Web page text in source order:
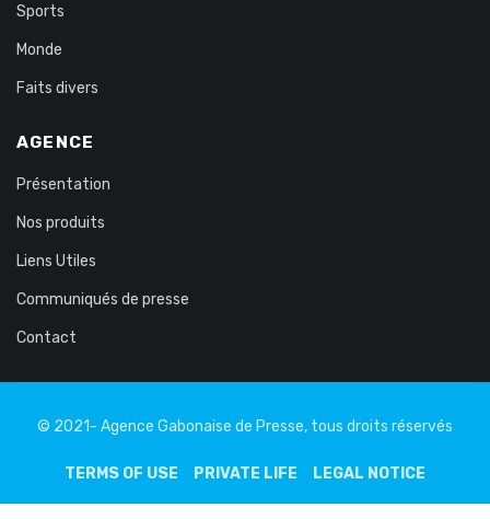
Sports
Monde
Faits divers
AGENCE
Présentation
Nos produits
Liens Utiles
Communiqués de presse
Contact
© 2021- Agence Gabonaise de Presse, tous droits réservés
TERMS OF USE PRIVATE LIFE LEGAL NOTICE